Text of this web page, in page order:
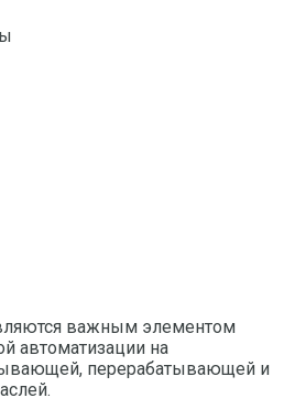
важным элементом
автоматизации на
перерабатывающей и